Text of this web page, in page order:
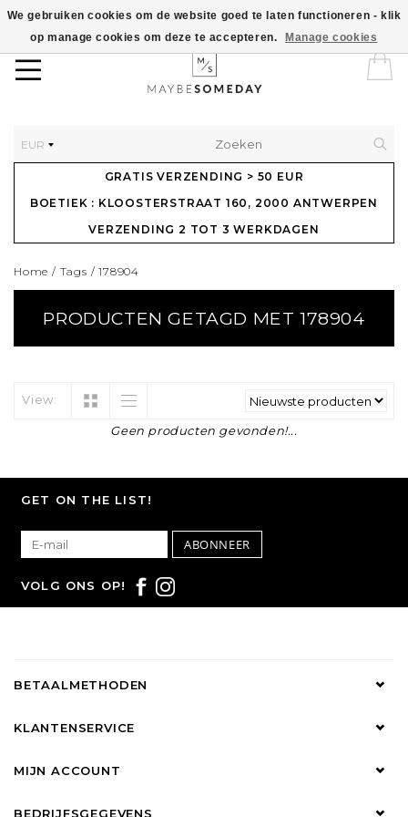
EUR
GRATIS VERZENDING > 50 EUR
BOETIEK : KLOOSTERSTRAAT 160, 2000 ANTWERPEN
VERZENDING 2 TOT 3 WERKDAGEN
Home / Tags /178904
PRODUCTEN GETAGD MET 178904
View:
Geen producten gevonden!...
We gebruiken cookies om de website goed te laten functioneren - klik
op manage cookies om deze te accepteren.
Manage cookies
GET ON THE LIST!
ABONNEER
VOLG ONS OP!
BETAALMETHODEN
KLANTENSERVICE
MIJN ACCOUNT
BEDRIJFSGEGEVENS